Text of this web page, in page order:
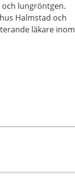
lungröntgen.
Halmstad och
läkare inom